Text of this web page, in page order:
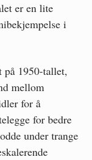
er en lite
i
på 1950-tallet,
mellom
for å
for bedre
under trange